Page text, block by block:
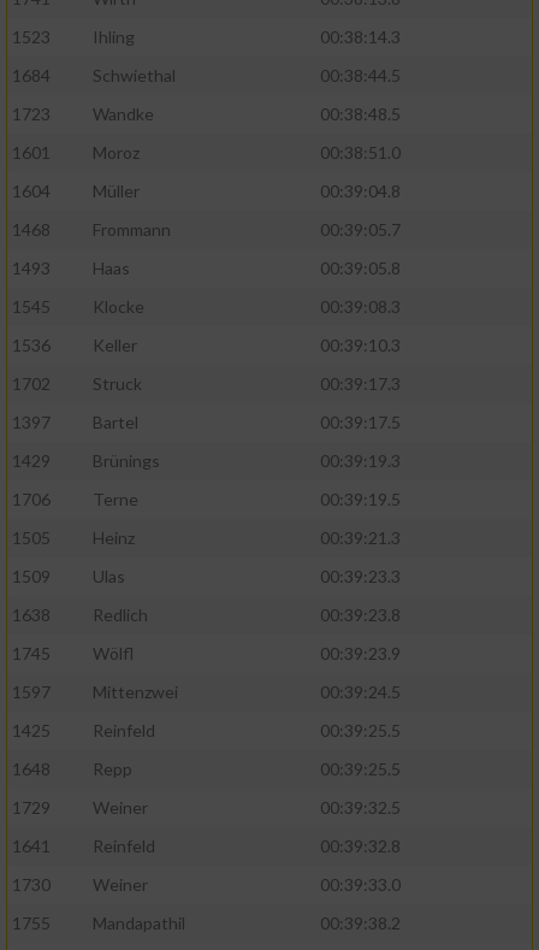
1523
Ihling
00:38:14.3
1684
Schwiethal
00:38:44.5
1723
Wandke
00:38:48.5
1601
Moroz
00:38:51.0
1604
Müller
00:39:04.8
1468
Frommann
00:39:05.7
1493
Haas
00:39:05.8
1545
Klocke
00:39:08.3
1536
Keller
00:39:10.3
1702
Struck
00:39:17.3
1397
Bartel
00:39:17.5
1429
Brünings
00:39:19.3
1706
Terne
00:39:19.5
1505
Heinz
00:39:21.3
1509
Ulas
00:39:23.3
1638
Redlich
00:39:23.8
1745
Wölfl
00:39:23.9
1597
Mittenzwei
00:39:24.5
1425
Reinfeld
00:39:25.5
1648
Repp
00:39:25.5
1729
Weiner
00:39:32.5
1641
Reinfeld
00:39:32.8
1730
Weiner
00:39:33.0
1755
Mandapathil
00:39:38.2
Verwendung reduzierter Daten zur Auswahl
Erstellung von Profilen für personalisierte
Verwendung von Profilen zur Auswahl
Erstellung von Profilen zur Personalisierung
von Inhalten
Verwendung von Profilen zur Auswahl
personalisierter Inhalte
Messung der Werbeleistung
Messung der Performance von Inhalten
oder Kombinationen von Daten aus
Entwicklung und Verbesserung der Angebote
von Inhalten
IAB-Besonderheiten:
Geräte anhand von aktiv angeforderten